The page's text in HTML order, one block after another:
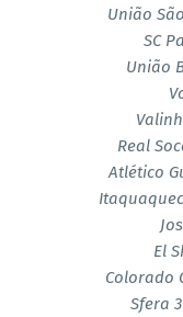
União
SC
União
Real
Atlético
El
Colorado
Sfera